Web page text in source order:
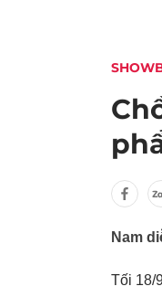
Nam
Tối 18/